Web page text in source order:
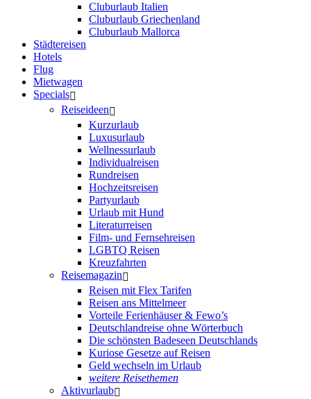
Cluburlaub Italien
Cluburlaub Griechenland
Cluburlaub Mallorca
Städtereisen
Hotels
Flug
Mietwagen
Specials
Reiseideen
Kurzurlaub
Luxusurlaub
Wellnessurlaub
Individualreisen
Rundreisen
Hochzeitsreisen
Partyurlaub
Urlaub mit Hund
Literaturreisen
Film- und Fernsehreisen
LGBTQ Reisen
Kreuzfahrten
Reisemagazin
Reisen mit Flex Tarifen
Reisen ans Mittelmeer
Vorteile Ferienhäuser & Fewo’s
Deutschlandreise ohne Wörterbuch
Die schönsten Badeseen Deutschlands
Kuriose Gesetze auf Reisen
Geld wechseln im Urlaub
weitere Reisethemen
Aktivurlaub